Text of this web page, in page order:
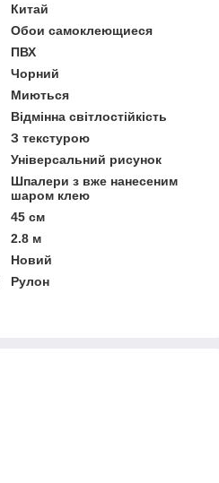
Китай
Обои самоклеющиеся
ПВХ
Чорний
Миються
Відмінна світлостійкість
З текстурою
Універсальний рисунок
Шпалери з вже нанесеним
шаром клею
45 см
2.8 м
Новий
Рулон